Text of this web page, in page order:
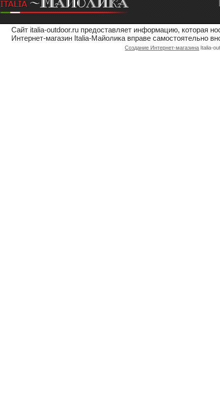
Сайт italia-outdoor.ru предоставляет информацию, которая
Интернет-магазин Italia-Майолика вправе самостоятельно
Создание Интернет-магазина Italia-